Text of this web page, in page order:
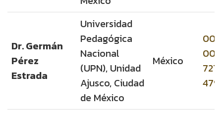
Dr. Germán
Pérez
Estrada
Universidad
Pedagógica
Nacional
(UPN), Unidad
Ajusco, Ciudad
de México
México
479